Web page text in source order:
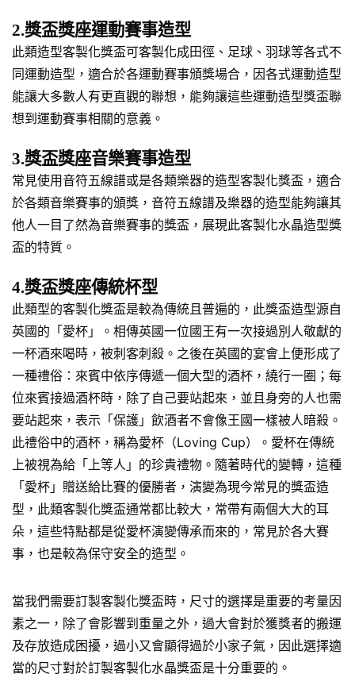
2.獎盃獎座運動賽事造型
此類造型客製化獎盃可客製化成田徑、足球、羽球等各式不
同運動造型，適合於各運動賽事頒獎場合，因各式運動造型
能讓大多數人有更直觀的聯想，能夠讓這些運動造型獎盃聯
想到運動賽事相關的意義。
3.獎盃獎座音樂賽事造型
常見使用音符五線譜或是各類樂器的造型客製化獎盃，適合
於各類音樂賽事的頒獎，音符五線譜及樂器的造型能夠讓其
他人一目了然為音樂賽事的獎盃，展現此客製化水晶造型獎
盃的特質。
4.獎盃獎座傳統杯型
此類型的客製化獎盃是較為傳統且普遍的，此獎盃造型源自
英國的「愛杯」。相傳英國一位國王有一次接過別人敬獻的
一杯酒來喝時，被刺客刺殺。之後在英國的宴會上便形成了
一種禮俗：來賓中依序傳遞一個大型的酒杯，繞行一圈；每
位來賓接過酒杯時，除了自己要站起來，並且身旁的人也需
要站起來，表示「保護」飲酒者不會像王國一樣被人暗殺。
此禮俗中的酒杯，稱為愛杯（Loving Cup）。愛杯在傳統
上被視為給「上等人」的珍貴禮物。隨著時代的變轉，這種
「愛杯」贈送給比賽的優勝者，演變為現今常見的獎盃造
型，此類客製化獎盃通常都比較大，常帶有兩個大大的耳
朵，這些特點都是從愛杯演變傳承而來的，常見於各大賽
事，也是較為保守安全的造型。
當我們需要訂製客製化獎盃時，尺寸的選擇是重要的考量因
素之一，除了會影響到重量之外，過大會對於獲獎者的搬運
及存放造成困擾，過小又會顯得過於小家子氣，因此選擇適
當的尺寸對於訂製客製化水晶獎盃是十分重要的。